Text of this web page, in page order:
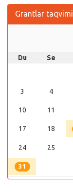
Grantlar taqvimi
Du Se
3 4
10 11
17 18
24 25
31